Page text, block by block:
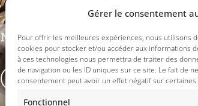
Gérer le consentement
Pour offrir les meilleures expériences, nous utilisons
cookies pour stocker et/ou accéder aux informations
à ces technologies nous permettra de traiter des
de navigation ou les ID uniques sur ce site. Le fait de
consentement peut avoir un effet négatif sur
Fonctionnel
Nos réseaux sociaux :